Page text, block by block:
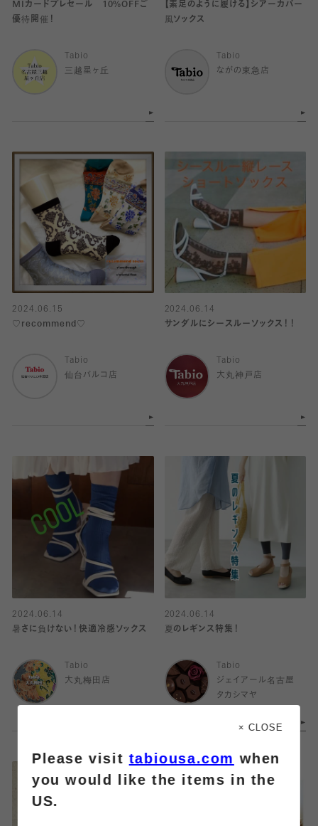
MIカードプレセール 10%OFFご
優待開催！
Tabio
三越星ヶ丘
【素足のように履ける】シアーカバー
風ソックス
Tabio
ながの東急店
2024.06.15
♡recommend♡
Tabio
仙台パルコ店
2024.06.14
サンダルにシースルーソックス！！
Tabio
大丸神戸店
2024.06.14
暑さに負けない！快適冷感ソックス
Tabio
大丸梅田店
2024.06.14
夏のレギンス特集！
Tabio
ジェイアール名古屋
タカシマヤ
× CLOSE
Please visittabiousa.com when
you would like the items in the
US.